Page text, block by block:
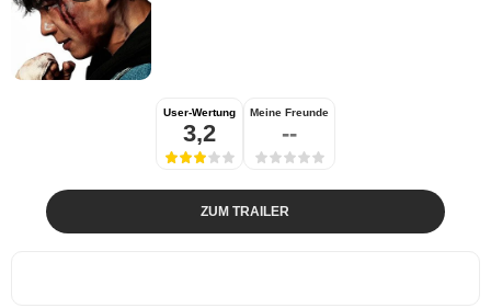
User-Wertung
3,2
Meine Freunde
--
ZUM TRAILER